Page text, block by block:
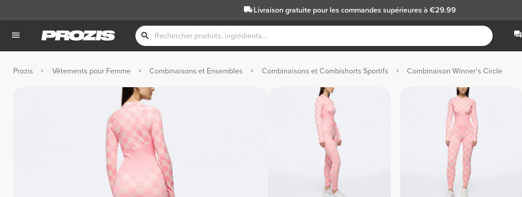
Livraison gratuitepour les commandes supérieures à €29.99
Prozis Vêtements pour Femme Combinaisons et Ensembles Combinaisons et Combishorts Sportifs Combinaison Winner's Circle